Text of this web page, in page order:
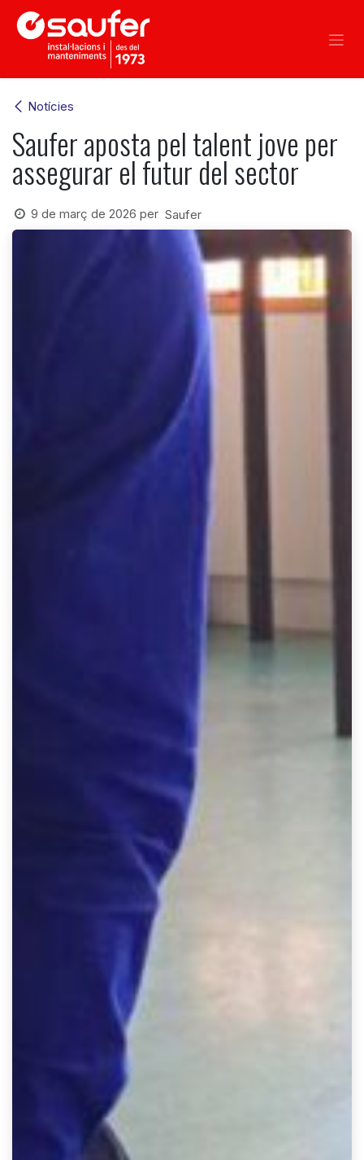
Skip to Content
Notícies
Saufer aposta pel talent jove per
assegurar el futur del sector
9 de març de 2026 per Saufer